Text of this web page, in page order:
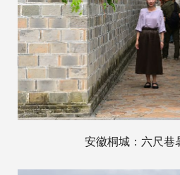
安徽桐城：六尺巷